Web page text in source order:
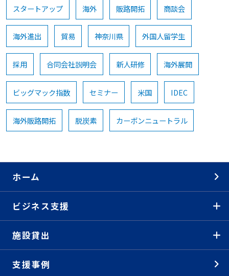
スタートアップ 海外 販路開拓 商談会
海外進出 貿易 神奈川県 外国人留学生
採用 合同会社説明会 新人研修 海外展開
ビッグマック指数 セミナー 米国 IDEC
海外販路開拓 脱炭素 カーボンニュートラル
ホーム
ビジネス支援
施設貸出
支援事例